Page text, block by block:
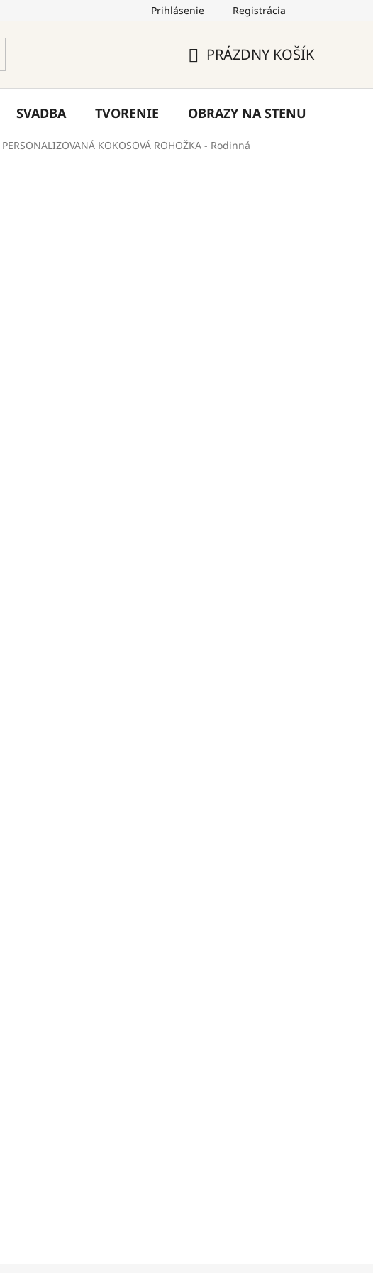
Hodnotenie obchodu Blog Kontakty
Prihlásenie Registrácia
KOŠÍK
PRÁZDNY KOŠÍK
SVADBA TVORENIE OBRAZY NA STENU
PERSONALIZOVANÁ KOKOSOVÁ ROHOŽKA - Rodinná